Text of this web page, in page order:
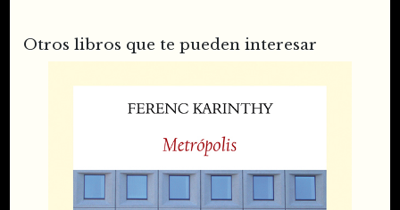
Otros libros que te pueden interesar